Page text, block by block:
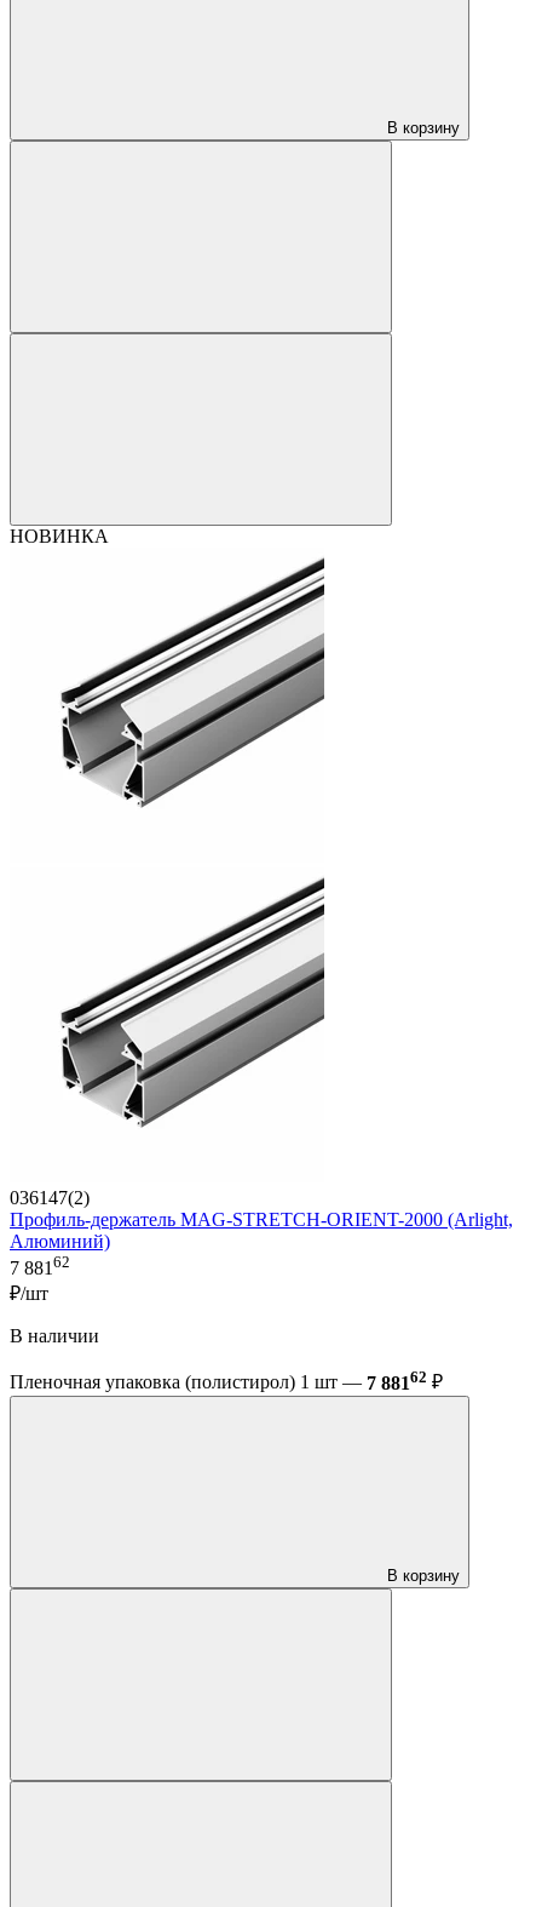
В корзину
НОВИНКА
036147(2)
Профиль-держатель MAG-STRETCH-ORIENT-2000 (Arlight,
Алюминий)
7 88162
₽/шт
В наличии
Пленочная упаковка (полистирол) 1 шт — 7 88162 ₽
В корзину